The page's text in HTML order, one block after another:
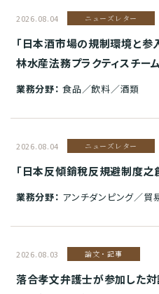
2026.08.04 ニューズレター
「日本酒市場の規制環境と参
林水産法務プラクティスチーム
業務分野： 食品／飲料／酒類
2026.08.04 ニューズレター
「日本反傾銷稅反規避制度之
業務分野： アンチダンピング／貿
2026.08.03 論文・記事
落合孝文弁護士が参加した対